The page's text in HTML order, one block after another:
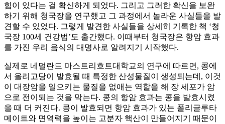
힘이 있다는 걸 확신하게 되었다. 그리고 그러한 확신을 보완
하기 위해 청국장을 연구했고 그 과정에서 놀라운 사실들을 발
견할 수 있었다. 그렇게 발견한 사실들을 상세히 기록한 책 ‘청
국장 100세 건강법’도 출간했다. 이때부터 청국장은 항암 효과
를 가진 우리 음식의 대명사로 알려지기 시작했다.
실제로 네덜란드 마스트리흐트대학교의 연구에 따르면, 콩에
서 올리고당이 발효될 때 특정한 산성물질이 생성되는데, 이것
이 대장암을 일으키는 물질을 없애는 역할을 해 장 세포가 암
으로 전이되는 것을 막는다. 콩의 항암 효과는 콩을 발효시켰
을 때 더 커진다. 콩이 발효되면 항암 효과가 있는 폴리글루타
메이트와 면역력을 높이는 고분자 핵산이 만들어지기 때문이